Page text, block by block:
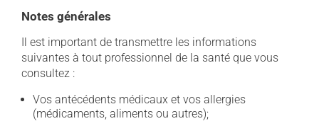
Notes générales
Il est important de transmettre les informations
suivantes à tout professionnel de la santé que vous
consultez :
Vos antécédents médicaux et vos allergies
(médicaments, aliments ou autres);